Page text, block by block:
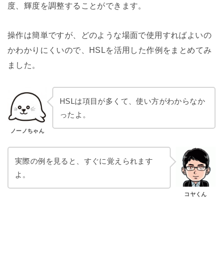
度、輝度を調整することができます。
操作は簡単ですが、どのような場面で使用すればよいの
かわかりにくいので、HSLを活用した作例をまとめてみ
ました。
ノーノちゃん
HSLは項目が多くて、使い方がわからなか
ったよ。
実際の例を見ると、すぐに覚えられます
よ。
コヤくん